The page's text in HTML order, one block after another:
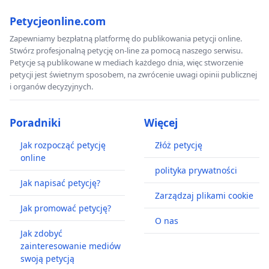
prof. dr hab. Piotr Mikucki
dr. hab. Aleksandra Chrapowicka
dr. hab. Józef Romasz
prof. dr hab. Janusz Tylman
prof. dr hab. Maria Zmarz-Koczanowicz
prof. dr hab. Tadeusz Szczepański
dr Anna M. Zarychta
Radosław Radczuk
prof. Ewa Braun
dr. hab. Katarzyna Taras
dr. hab. Ewa Ciechanowska-Urbańska
Jakub Piątek
prof. dr hab. Zofia Uzelac
Mariusz Kuś
Petycjeonline.com
Zapewniamy bezpłatną platformę do publikowania petycji online.
Stwórz profesjonalną petycję on-line za pomocą naszego serwisu.
Petycje są publikowane w mediach każdego dnia, więc stworzenie
petycji jest świetnym sposobem, na zwrócenie uwagi opinii publicznej
i organów decyzyjnych.
Poradniki
Jak rozpocząć petycję
online
Jak napisać petycję?
Jak promować petycję?
Jak zdobyć
zainteresowanie mediów
swoją petycją
Więcej
Złóż petycję
polityka prywatności
Zarządzaj plikami cookie
O nas